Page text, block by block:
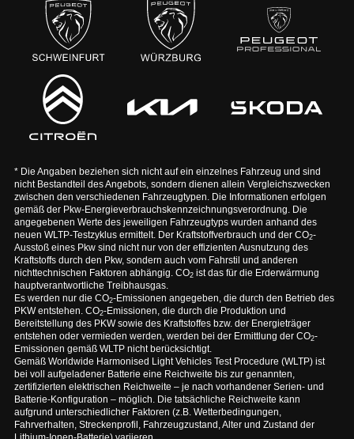
* Die Angaben beziehen sich nicht auf ein einzelnes Fahrzeug und sind
nicht Bestandteil des Angebots, sondern dienen allein Vergleichszwecken
zwischen den verschiedenen Fahrzeugtypen. Die Informationen erfolgen
gemäß der Pkw-Energieverbrauchskennzeichnungsverordnung. Die
angegebenen Werte des jeweiligen Fahrzeugtyps wurden anhand des
neuen WLTP-Testzyklus ermittelt. Der Kraftstoffverbrauch und der CO2-
Ausstoß eines Pkw sind nicht nur von der effizienten Ausnutzung des
Kraftstoffs durch den Pkw, sondern auch vom Fahrstil und anderen
nichttechnischen Faktoren abhängig. CO2ist das für die Erderwärmung
hauptverantwortliche Treibhausgas.
Es werden nur die CO2-Emissionen angegeben, die durch den Betrieb des
PKW entstehen. CO2-Emissionen, die durch die Produktion und
Bereitstellung des PKW sowie des Kraftstoffes bzw. der Energieträger
entstehen oder vermieden werden, werden bei der Ermittlung der CO2-
Emissionen gemäß WLTP nicht berücksichtigt.
Gemäß Worldwide Harmonised Light Vehicles Test Procedure (WLTP) ist
bei voll aufgeladener Batterie eine Reichweite bis zur genannten,
zertifizierten elektrischen Reichweite – je nach vorhandener Serien- und
Batterie-Konfiguration – möglich. Die tatsächliche Reichweite kann
aufgrund unterschiedlicher Faktoren (z.B. Wetterbedingungen,
Fahrverhalten, Streckenprofil, Fahrzeugzustand, Alter und Zustand der